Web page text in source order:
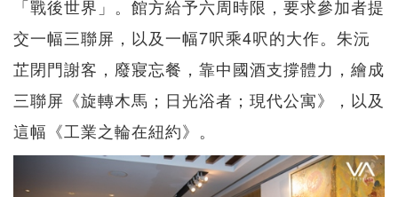
「戰後世界」。館方給予六周時限，要求參加者提
交一幅三聯屏，以及一幅7呎乘4呎的大作。朱沅
芷閉門謝客，廢寢忘餐，靠中國酒支撐體力，繪成
三聯屏《旋轉木馬；日光浴者；現代公寓》，以及
這幅《工業之輪在紐約》。